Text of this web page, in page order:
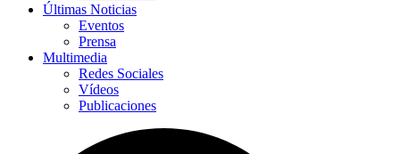
Últimas Noticias
Eventos
Prensa
Multimedia
Redes Sociales
Vídeos
Publicaciones